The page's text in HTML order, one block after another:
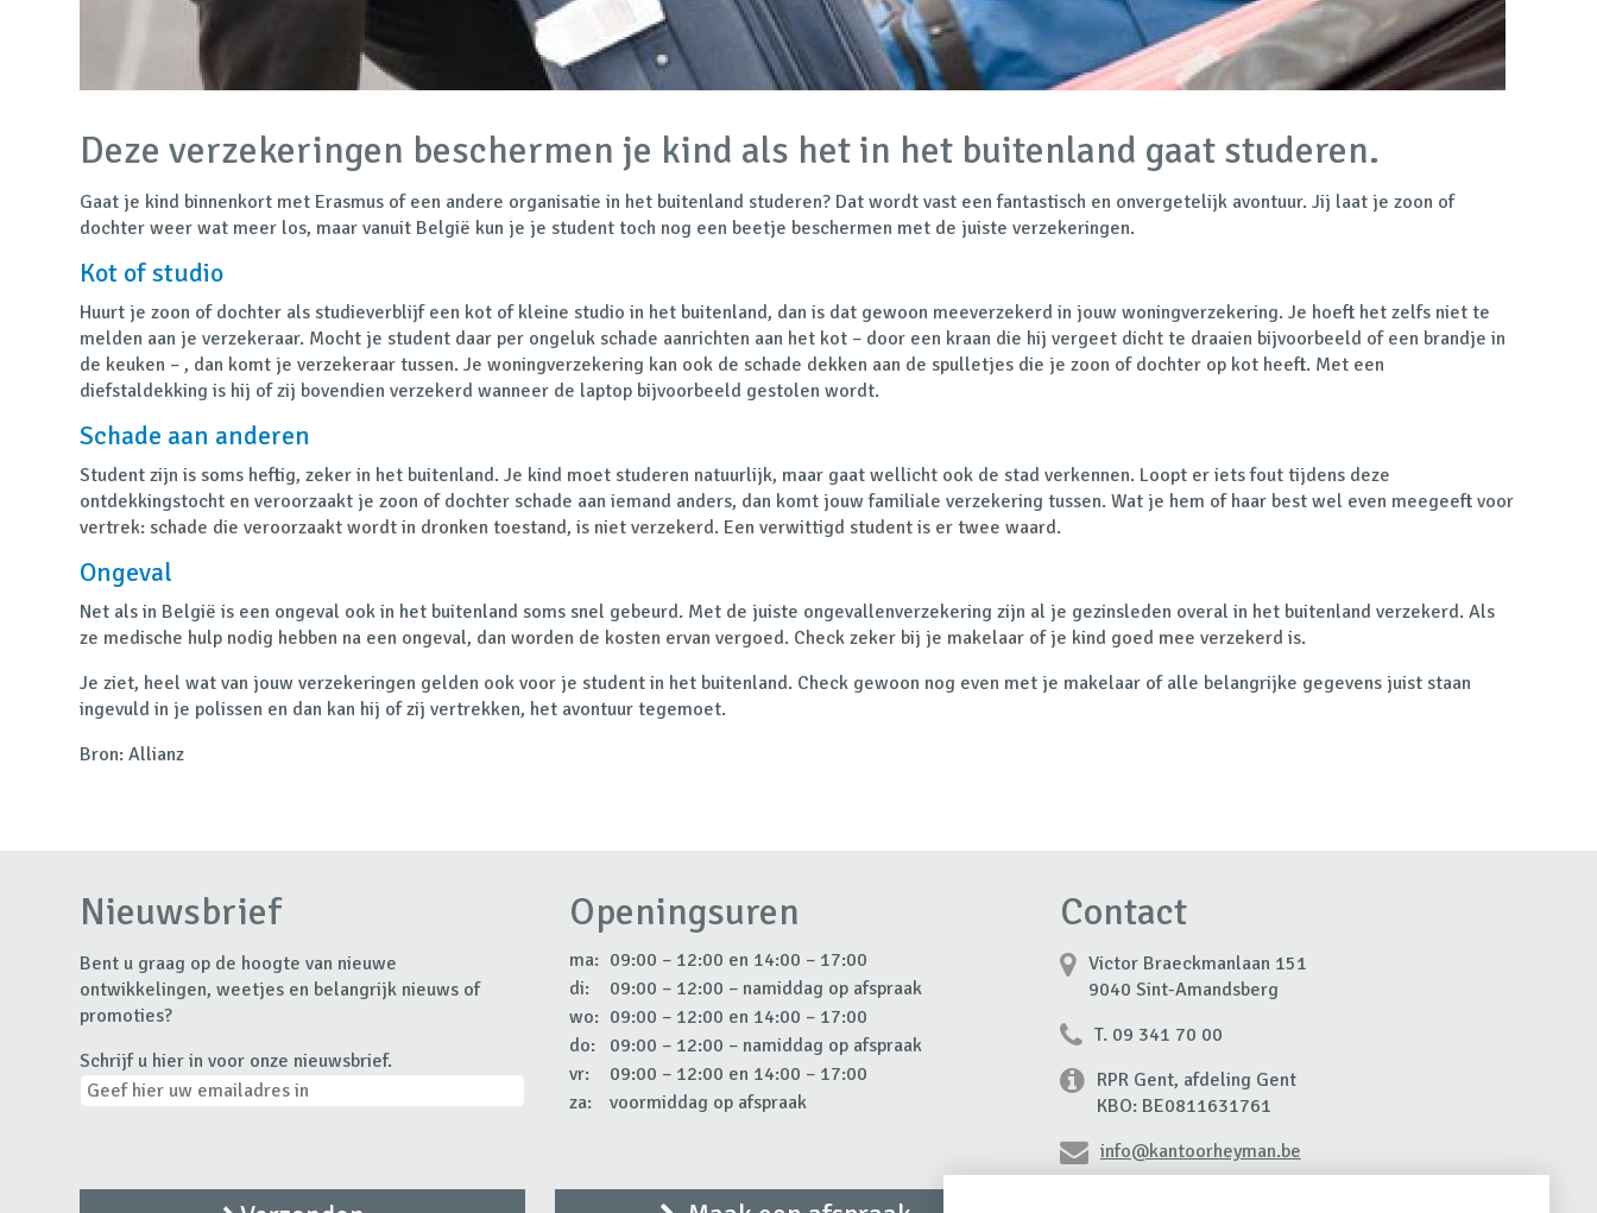
Deze verzekeringen beschermen je kind als het in het buitenland gaat studeren.
Gaat je kind binnenkort met Erasmus of een andere organisatie in het buitenland studeren? Dat wordt vast een fantastisch en onvergetelijk avontuur. Jij laat je zoon of
dochter weer wat meer los, maar vanuit België kun je je student toch nog een beetje beschermen met de juiste verzekeringen.
Kot of studio
Huurt je zoon of dochter als studieverblijf een kot of kleine studio in het buitenland, dan is dat gewoon meeverzekerd in jouw woningverzekering. Je hoeft het zelfs niet te
melden aan je verzekeraar. Mocht je student daar per ongeluk schade aanrichten aan het kot – door een kraan die hij vergeet dicht te draaien bijvoorbeeld of een brandje in
de keuken – , dan komt je verzekeraar tussen. Je woningverzekering kan ook de schade dekken aan de spulletjes die je zoon of dochter op kot heeft. Met een
diefstaldekking is hij of zij bovendien verzekerd wanneer de laptop bijvoorbeeld gestolen wordt.
Schade aan anderen
Student zijn is soms heftig, zeker in het buitenland. Je kind moet studeren natuurlijk, maar gaat wellicht ook de stad verkennen. Loopt er iets fout tijdens deze
ontdekkingstocht en veroorzaakt je zoon of dochter schade aan iemand anders, dan komt jouw familiale verzekering tussen. Wat je hem of haar best wel even meegeeft voor
vertrek: schade die veroorzaakt wordt in dronken toestand, is niet verzekerd. Een verwittigd student is er twee waard.
Ongeval
Net als in België is een ongeval ook in het buitenland soms snel gebeurd. Met de juiste ongevallenverzekering zijn al je gezinsleden overal in het buitenland verzekerd. Als
ze medische hulp nodig hebben na een ongeval, dan worden de kosten ervan vergoed. Check zeker bij je makelaar of je kind goed mee verzekerd is.
Je ziet, heel wat van jouw verzekeringen gelden ook voor je student in het buitenland. Check gewoon nog even met je makelaar of alle belangrijke gegevens juist staan
ingevuld in je polissen en dan kan hij of zij vertrekken, het avontuur tegemoet.
Bron: Allianz
Nieuwsbrief
Bent u graag op de hoogte van nieuwe
ontwikkelingen, weetjes en belangrijk nieuws of
promoties?
Schrijf u hier in voor onze nieuwsbrief.
Openingsuren
ma: 09:00 – 12:00 en 14:00 – 17:00
di:
09:00 – 12:00 – namiddag op afspraak
wo: 09:00 – 12:00 en 14:00 – 17:00
do:
09:00 – 12:00 – namiddag op afspraak
vr:
09:00 – 12:00 en 14:00 – 17:00
za:
voormiddag op afspraak
Contact
Victor Braeckmanlaan 151
9040 Sint-Amandsberg
T. 09 341 70 00
RPR Gent, afdeling Gent
KBO: BE0811631761
info@kantoorheyman.be